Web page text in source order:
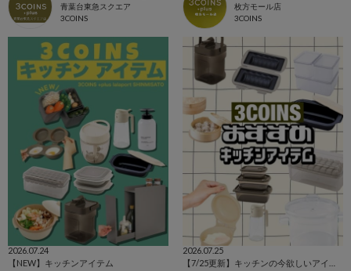
青葉台東急スクエア
3COINS
枚方モール店
3COINS
2026.07.24
【NEW】キッチンアイテム
2026.07.25